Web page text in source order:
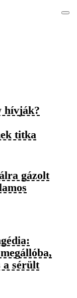
hívják?
titka
gázolt
a sérült